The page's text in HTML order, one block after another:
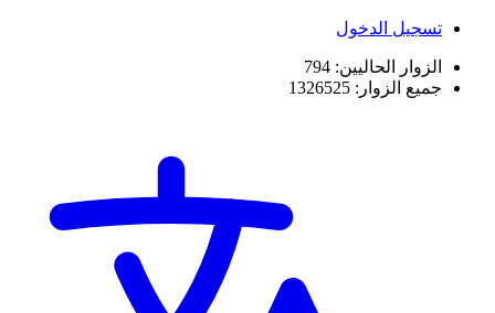
تسجيل الدخول
الزوار الحاليين: 794
جميع الزوار: 1326525